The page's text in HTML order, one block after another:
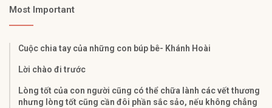
Most Important
Cuộc chia tay của những con búp bê- Khánh Hoài
Lời chào đi trước
Lòng tốt của con người cũng có thể chữa lành các vết thương
nhưng lòng tốt cũng cần đôi phần sắc sảo, nếu không chẳng